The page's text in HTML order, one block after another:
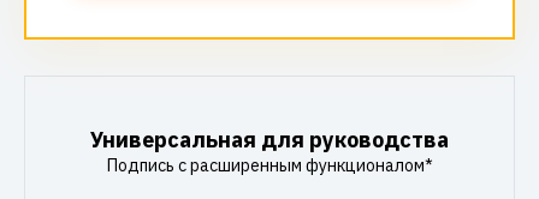
Универсальная для руководства
Подпись с расширенным функционалом*